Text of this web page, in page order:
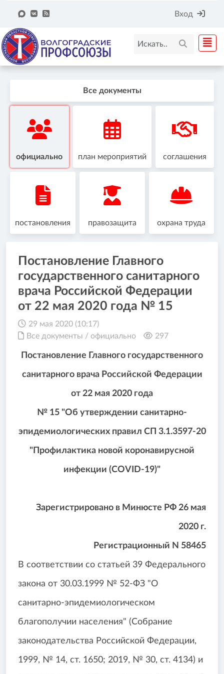
Вход
Все документы
официально план мероприятий соглашения
постановления правозащита охрана труда
Постановление Главного
государственного санитарного
врача Российской Федерации
от 22 мая 2020 года № 15
29 мая 2020 (10:17)
Все документы / официально 297
Постановление Главного государственного
санитарного врача Российской Федерации
от 22 мая 2020 года
№ 15 "Об утверждении санитарно-
эпидемиологических правил СП 3.1.3597-20
"Профилактика новой коронавирусной
инфекции (COVID-19)"
Зарегистрировано в Минюсте РФ 26 мая
2020 г.
Регистрационный N 58465
В соответствии со статьей 39 Федерального
закона от 30.03.1999 № 52-ФЗ "О
санитарно-эпидемиологическом
благополучии населения" (Собрание
законодательства Российской Федерации,
1999, № 14, ст. 1650; 2019, № 30, ст. 4134) и